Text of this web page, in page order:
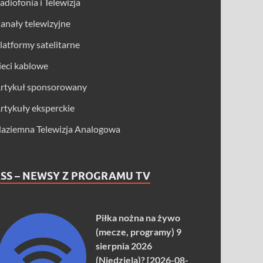
i Telewizja
telewizyjne
satelitarne
kablowe
sponsorowany
eksperckie
Telewizja Analogowa
– NEWSY Z PROGRAMU TV
Piłka nożna na żywo
(mecze, programy) 9
sierpnia 2026
(Niedziela)? [2026-08-